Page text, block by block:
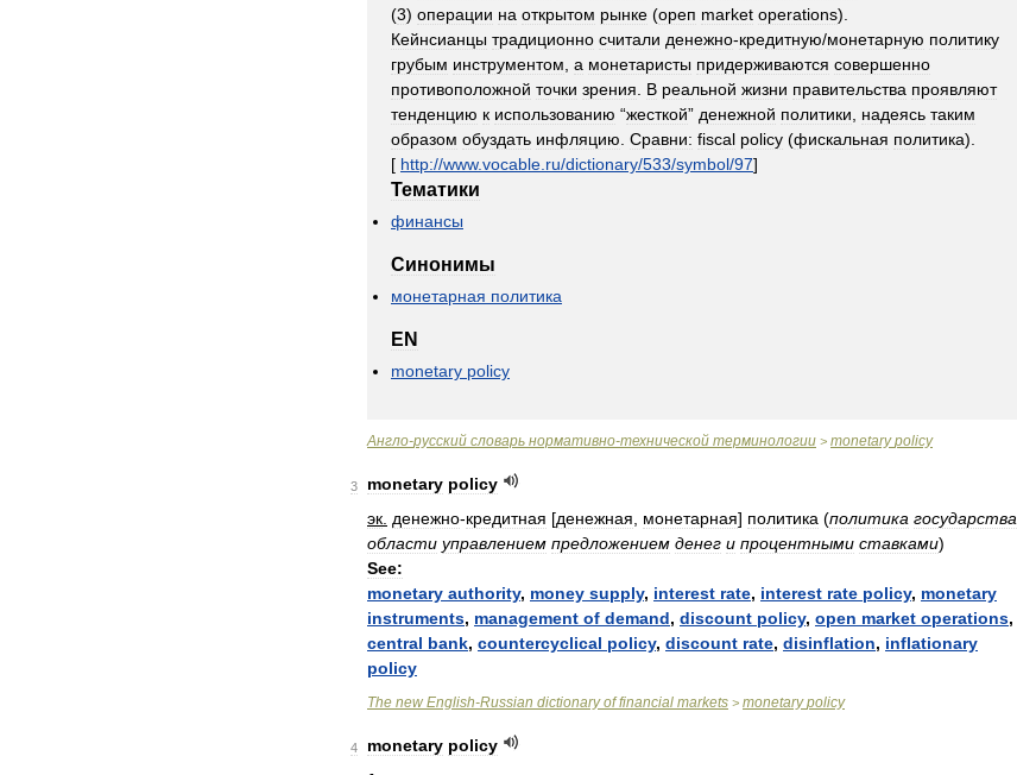
(3) операции на открытом рынке (ореп market operations).
Кейнсианцы традиционно считали денежно-кредитную/монетарную политику
грубым инструментом а монетаристы придерживаются совершенно
противоположной точки зрения В реальной жизни правительства проявляют
тенденцию к использованию “жесткой” денежной политики надеясь таким
образом обуздать инфляцию Сравни: fiscal policy (фискальная политика).
[ http://www.vocable ru/dictionary/533/symbol/97]
Тематики
финансы
Синонимы
монетарная политика
EN
monetary policy
Англо-русский словарь нормативно-технической терминологии > monetary policy
3 monetary policy
эк денежно-кредитная [денежная монетарная] политика (политика государства
области управлением предложением денег и процентными ставками)
See:
monetary authority, money supply, interest rate, interest rate policy, monetary
instruments, management of demand, discount policy, open market operations,
central bank, countercyclical policy, discount rate, disinflation, inflationary
policy
The new English-Russian dictionary of financial markets > monetary policy
4 monetary policy